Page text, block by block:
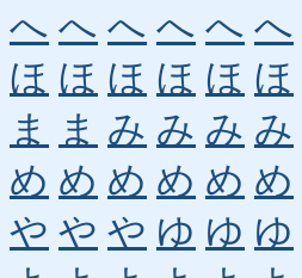
へ へ へ へ へ へ
ほ ほ ほ ほ ほ ほ
ま
ま み み み み
め め め め め め
や や や ゆ ゆ ゆ